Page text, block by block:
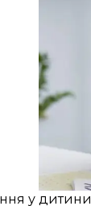
у дитини